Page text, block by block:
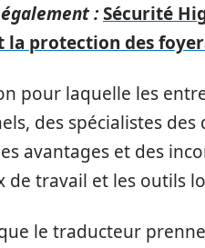
:Sécurité
protection des
pour laquelle les
des spécialistes
avantages et des
de travail et les outils
le traducteur